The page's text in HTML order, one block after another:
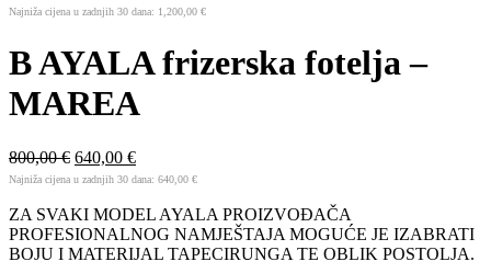
Najniža cijena u zadnjih 30 dana: 1,200,00 €
B AYALA frizerska fotelja –
MAREA
800,00€ 640,00 €
Najniža cijena u zadnjih 30 dana: 640,00 €
ZA SVAKI MODEL AYALA PROIZVOĐAČA
PROFESIONALNOG NAMJEŠTAJA MOGUĆE JE IZABRATI
BOJU I MATERIJAL TAPECIRUNGA TE OBLIK POSTOLJA.